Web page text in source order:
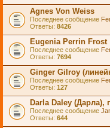
Agnes Von Weiss
Последнее сообщение
Ответы: 8426
Eugenia Perrin Frost
Последнее сообщение
Ответы: 7694
Ginger Gilroy
Последнее сообщение
Ответы: 127
Darla Daley (Дарла),
Последнее сообщение
Ответы: 644